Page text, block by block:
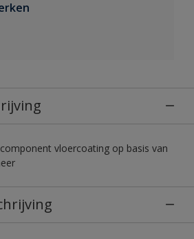
vloercoating op basis van